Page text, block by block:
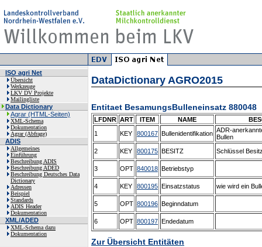
ISO agri Net
Übersicht
Werkzeuge
LKV DV Projekte
Mailingliste
Data Dictionary
Agrar (HTML-Seiten)
XML-Schema
Dokumentation
Agrar (Abfrage)
ADIS
Allgemeines
Einführung
Beschreibung ADIS
Beschreibung ADED
Beschreibung Deutsches Data
Dictionary
Adressen
Beispiel
Standards
ADIS Header
Dokumentation
XML/ADED
XML-Schema dazu
Dokumentation
DataDictionary AGRO2015
Entitaet BesamungsBulleneinsatz 880048
LFDNR ART ITEM NAME
1
KEY 800167 Bullenidentifikation ADR-
Bullen
2
KEY 800175 BESITZ Schlüssel
3 OPT 840018 Betriebstyp
4 KEY 800195 Einsatzstatus wie wird ein
5 OPT 800196 Beginndatum
6 OPT 800197 Endedatum
Zur Übersicht Entitäten